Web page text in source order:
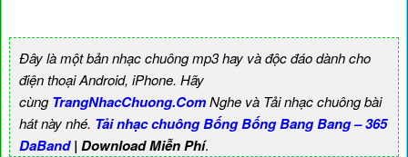
Đây là một bản nhạc chuông mp3 hay và độc đáo dành cho
điện thoại Android, iPhone. Hãy
cùngTrangNhacChuong.ComNghe và Tải nhạc chuông bài
hát này nhé. Tải nhạc chuông Bống Bống Bang Bang – 365
DaBand| Download Miễn Phí.